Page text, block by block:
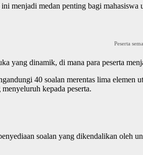
menjadi medan penting bagi
Peserta
yang dinamik, di mana para peserta
40 soalan merentas lima elemen
kepada peserta.
soalan yang dikendalikan oleh